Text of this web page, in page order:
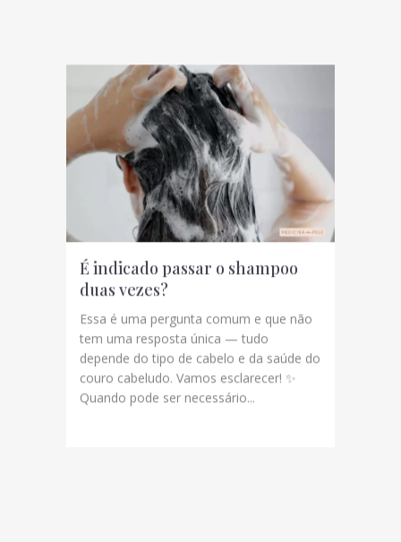
É indicado passar o shampoo
duas vezes?
tem uma resposta única — tudo
depende do tipo de cabelo e da saúde do
couro cabeludo. Vamos esclarecer! ✨
Quando pode ser necessário...